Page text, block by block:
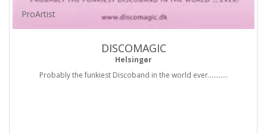
ProArtist
DISCOMAGIC
Helsingør
Probably the funkiest Discoband in the world ever...........